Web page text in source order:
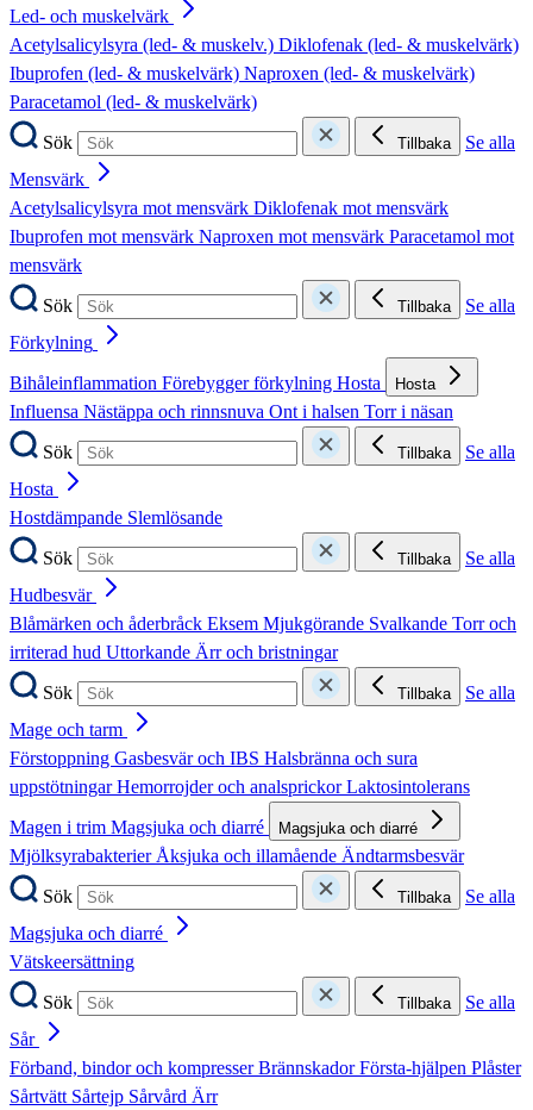
Led- och muskelvärk
Acetylsalicylsyra (led- & muskelv.) Diklofenak (led- & muskelvärk)
Ibuprofen (led- & muskelvärk) Naproxen (led- & muskelvärk)
Paracetamol (led- & muskelvärk)
Sök
Tillbaka
Se alla
Mensvärk
Acetylsalicylsyra mot mensvärk Diklofenak mot mensvärk
Ibuprofen mot mensvärk Naproxen mot mensvärk Paracetamol mot
mensvärk
Sök
Tillbaka
Se alla
Förkylning
Bihåleinflammation Förebygger förkylning Hosta Hosta
Influensa Nästäppa och rinnsnuva Ont i halsen Torr i näsan
Sök
Tillbaka
Se alla
Hosta
Hostdämpande Slemlösande
Sök
Tillbaka
Se alla
Hudbesvär
Blåmärken och åderbråck Eksem Mjukgörande Svalkande Torr och
irriterad hud Uttorkande Ärr och bristningar
Sök
Tillbaka
Se alla
Mage och tarm
Förstoppning Gasbesvär och IBS Halsbränna och sura
uppstötningarHemorrojder och analsprickorLaktosintolerans
Magen i trim Magsjuka och diarré Magsjuka och diarré
MjölksyrabakterierÅksjuka och illamående Ändtarmsbesvär
Sök
Tillbaka
Se alla
Magsjuka och diarré
Vätskeersättning
Sök
Tillbaka
Se alla
Sår
Förband, bindor och kompresserBrännskadorFörsta-hjälpen Plåster
Sårtvätt Sårtejp Sårvård Ärr